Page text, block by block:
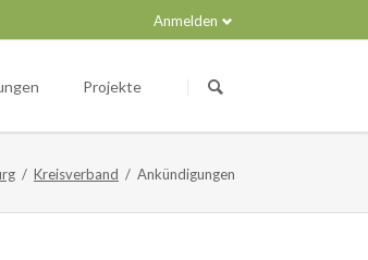
Anmelden
überspringen
Projekte
Kreisverband Ankündigungen